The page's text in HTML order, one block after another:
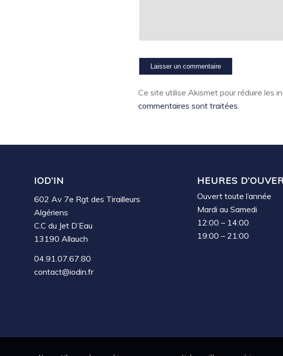
Ce site utilise Akismet pour réduire les
commentaires sont traitées.
IOD’IN
602 Av 7e Rgt des Tirailleurs
Algériens
C.C du Jet D’Eau
13190 Allauch
04.91.07.67.80
contact@iodin.fr
HEURES
Ouvert toute l’année
Mardi au Samedi
12:00 – 14:00
19:00 – 21:00